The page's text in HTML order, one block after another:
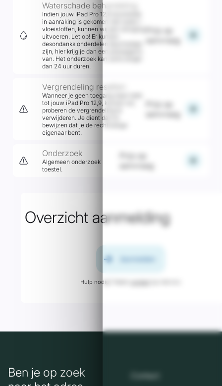
Waterschade behandeling
Indien jouw iPad Pro 12,9 recentelijk
in aanraking is gekomen met water /
vloeistoffen, kunnen wij een reiniging
uitvoeren. Let op! Er kunnen
desondanks onderdelen beschadigd
zijn, hier krijg je dan een prijsopgave
van. Het onderzoek kan soms langer
dan 24 uur duren.
aanvraag
add
Vergrendeling resetten
Wanneer je geen toegang meer hebt
tot jouw iPad Pro 12,9, kunnen wij
proberen de vergrendeling te
verwijderen. Je dient dan te
bewijzen dat je de rechtmatige
eigenaar bent.
aanvraag
add
Onderzoek
Algemeen onderzoek
toestel.
aanvraag
add
Overzicht aanmelding
arrow_forward
Hulp nodig? Neem
Ben je op zoek
Contact